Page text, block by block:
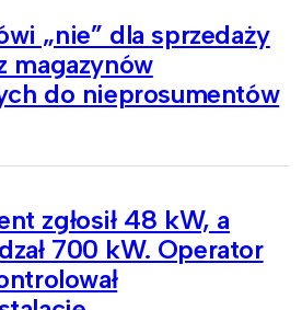
„nie” dla sprzedaży
magazynów
do nieprosumentów
zgłosił 48 kW, a
700 kW. Operator